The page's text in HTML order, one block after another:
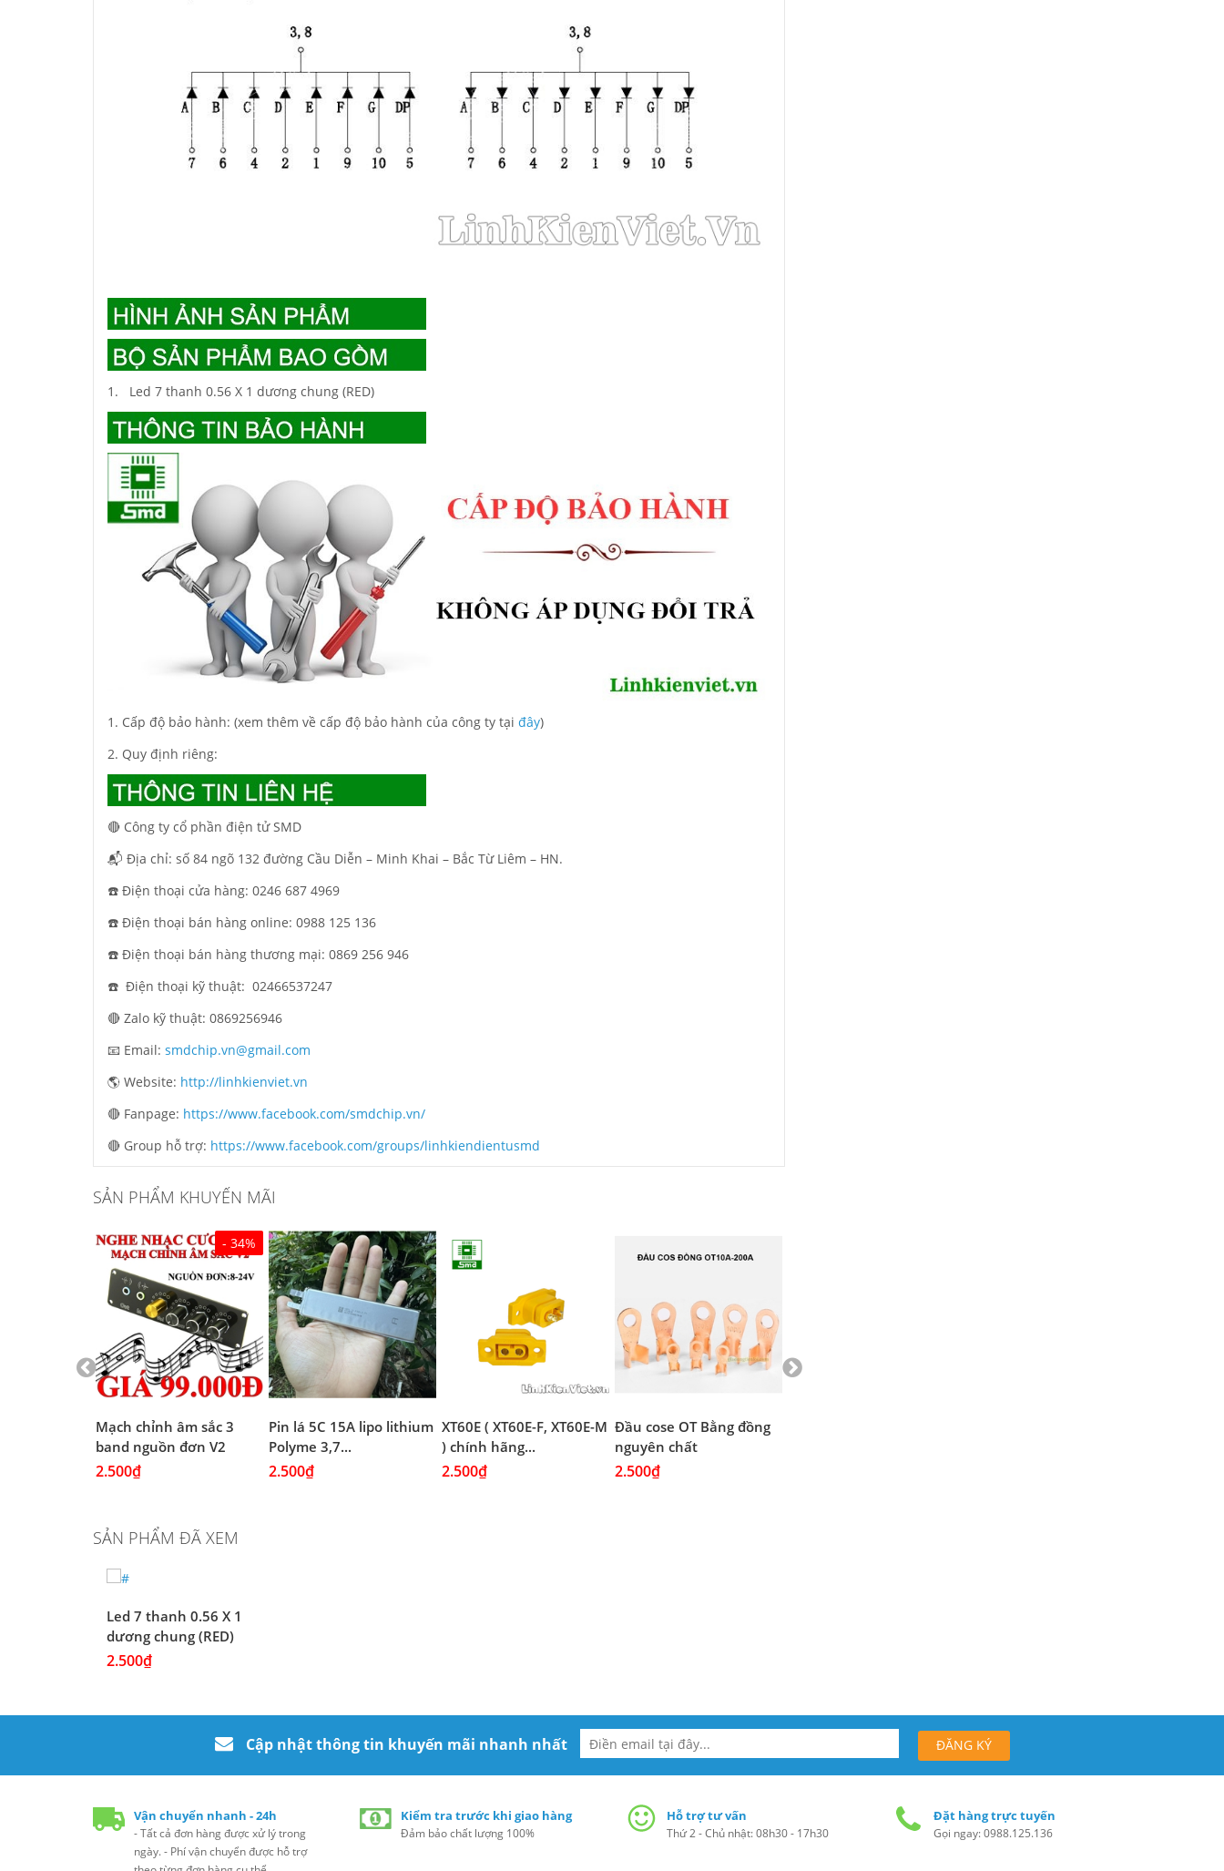
1. Led 7 thanh 0.56 X 1 dương chung (RED)
1. Cấp độ bảo hành: (xem thêm về cấp độ bảo hành của công ty tại đây)
2. Quy định riêng:
🔴 Công ty cổ phần điện tử SMD
📬 Địa chỉ: số 84 ngõ 132 đường Cầu Diễn – Minh Khai – Bắc Từ Liêm – HN.
☎️ Điện thoại cửa hàng: 0246 687 4969
☎️ Điện thoại bán hàng online: 0988 125 136
☎️ Điện thoại bán hàng thương mại: 0869 256 946
☎️ Điện thoại kỹ thuật: 02466537247
🔴 Zalo kỹ thuật: 0869256946
📧 Email: smdchip.vn@gmail.com
🌎 Website: http://linhkienviet.vn
🔴 Fanpage: https://www.facebook.com/smdchip.vn/
🔴 Group hỗ trợ: https://www.facebook.com/groups/linhkiendientusmd
SẢN PHẨM KHUYẾN MÃI
- 34%
Mạch chỉnh âm sắc 3
band nguồn đơn V2
2.500₫
Pin lá 5C 15A lipo lithium
Polyme 3,7...
2.500₫
XT60E ( XT60E-F, XT60E-M
) chính hãng...
2.500₫
Đầu cose OT Bằng đồng
nguyên chất
2.500₫
SẢN PHẨM ĐÃ XEM
Led 7 thanh 0.56 X 1
dương chung (RED)
2.500₫
Cập nhật thông tin khuyến mãi nhanh nhất
Vận chuyển nhanh - 24h
- Tất cả đơn hàng được xử lý trong
ngày. - Phí vận chuyển được hỗ trợ
Kiểm tra trước khi giao hàng
Đảm bảo chất lượng 100%
Hỗ trợ tư vấn
Thứ 2 - Chủ nhật: 08h30 - 17h30
Đặt hàng trực tuyến
Gọi ngay: 0988.125.136